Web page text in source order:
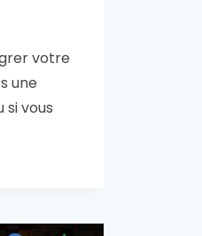
votre
une
vous